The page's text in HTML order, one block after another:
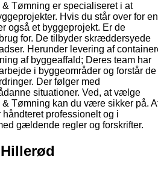
Tømning er specialiseret i at
Hvis du står over for en
også et byggeprojekt. Er de
for. De tilbyder skræddersyede
Herunder levering af
af byggeaffald; Deres team har
i byggeområder og forstår de
Der følger med
situationer. Ved, at vælge
Tømning kan du være sikker på.
professionelt og i
gældende regler og forskrifter.